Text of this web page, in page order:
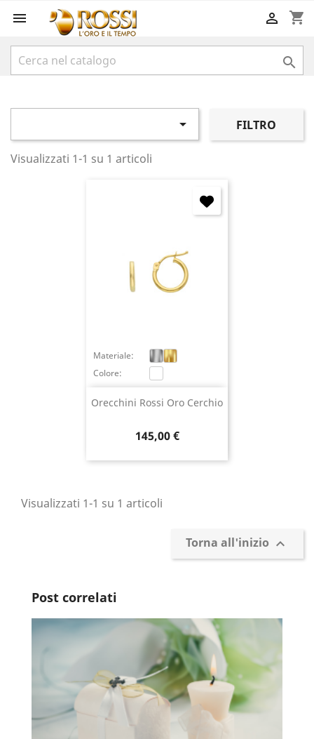
 shopping_cart


 FILTRO
Visualizzati 1-1 su 1 articoli
Orecchini Rossi Oro Cerchio
Prezzo
145,00 €
Materiale:
Colore:
Visualizzati 1-1 su 1 articoli
Torna all'inizio 
Post correlati